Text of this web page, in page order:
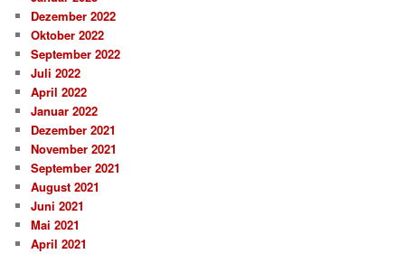
Dezember 2022
Oktober 2022
September 2022
Juli 2022
April 2022
Januar 2022
Dezember 2021
November 2021
September 2021
August 2021
Juni 2021
Mai 2021
April 2021